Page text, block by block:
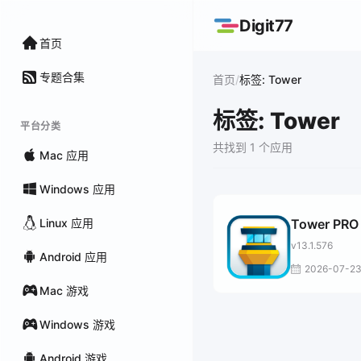
首页
专题合集
平台分类
Mac 应用
Windows 应用
Linux 应用
Android 应用
Mac 游戏
Windows 游戏
Android 游戏
Digit77
首页/标签: Tower
标签: Tower
共找到 1 个应用
Tower PRO
v13.1.576
2026-07-23